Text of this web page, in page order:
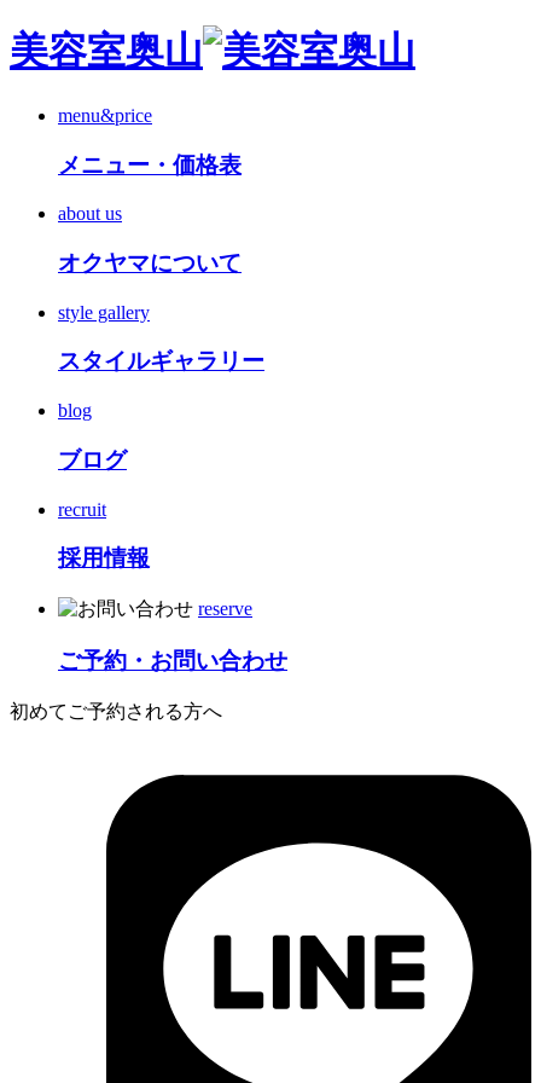
美容室奥山
menu&price
メニュー・価格表
about us
オクヤマについて
style gallery
スタイルギャラリー
blog
ブログ
recruit
採用情報
reserve
ご予約・お問い合わせ
初めてご予約される方へ